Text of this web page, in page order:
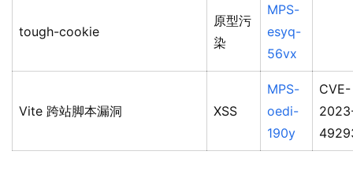
tough-cookie
原型污
染
MPS-
esyq-
56vx
Vite 跨站脚本漏洞 XSS
MPS-
oedi-
190y
CVE-